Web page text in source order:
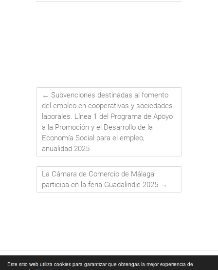
Este sitio web utiliza cookies para garantizar que obtengas la mejor experiencia de
← Subvenciones destinadas al fomento
del empleo en cooperativas y sociedades
laborales. Línea 1 del Programa de Apoyo
a la Promoción y el Desarrollo de la
Economía Social para el empleo,
anualidad 2025
La Cámara de Comercio de Málaga
participa en la feria Guadalindie 2025 →